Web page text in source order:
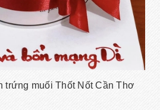
trứng muối Thốt Nốt Cần Thơ